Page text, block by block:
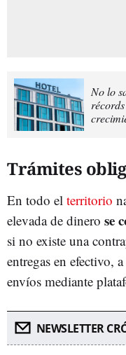
No lo
Trámites
En todo el territorio
elevada de dinero se
si no existe una
entregas en efectivo,
envíos mediante
NEWSLETTER